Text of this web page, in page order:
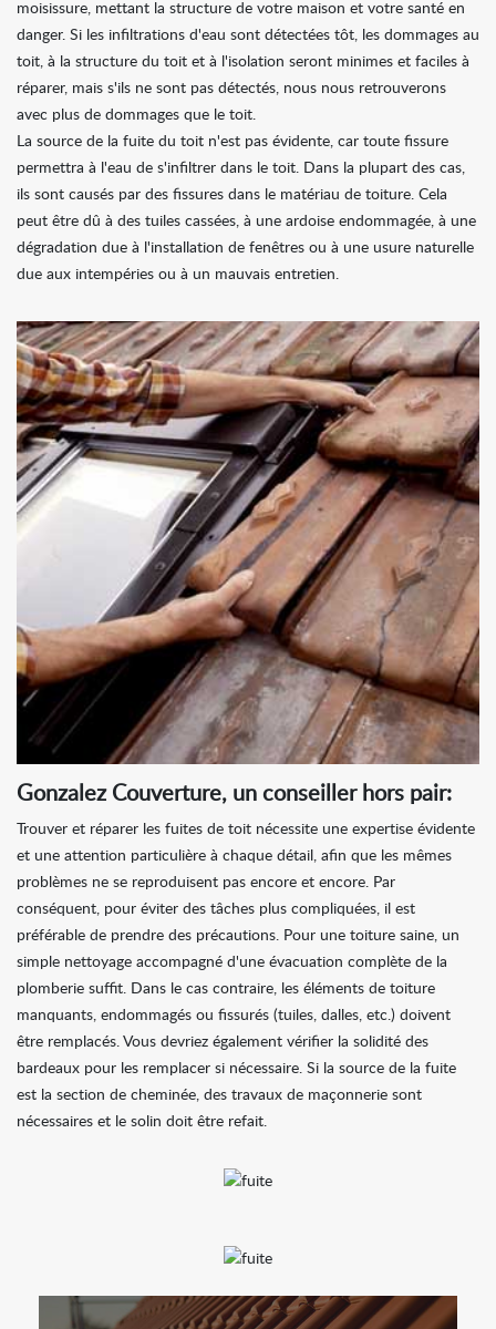
moisissure, mettant la structure de votre maison et votre santé en
danger. Si les infiltrations d'eau sont détectées tôt, les dommages au
toit, à la structure du toit et à l'isolation seront minimes et faciles à
réparer, mais s'ils ne sont pas détectés, nous nous retrouverons
avec plus de dommages que le toit.
La source de la fuite du toit n'est pas évidente, car toute fissure
permettra à l'eau de s'infiltrer dans le toit. Dans la plupart des cas,
ils sont causés par des fissures dans le matériau de toiture. Cela
peut être dû à des tuiles cassées, à une ardoise endommagée, à une
dégradation due à l'installation de fenêtres ou à une usure naturelle
due aux intempéries ou à un mauvais entretien.
Gonzalez Couverture, un conseiller hors pair:
Trouver et réparer les fuites de toit nécessite une expertise évidente
et une attention particulière à chaque détail, afin que les mêmes
problèmes ne se reproduisent pas encore et encore. Par
conséquent, pour éviter des tâches plus compliquées, il est
préférable de prendre des précautions. Pour une toiture saine, un
simple nettoyage accompagné d'une évacuation complète de la
plomberie suffit. Dans le cas contraire, les éléments de toiture
manquants, endommagés ou fissurés (tuiles, dalles, etc.) doivent
être remplacés. Vous devriez également vérifier la solidité des
bardeaux pour les remplacer si nécessaire. Si la source de la fuite
est la section de cheminée, des travaux de maçonnerie sont
nécessaires et le solin doit être refait.